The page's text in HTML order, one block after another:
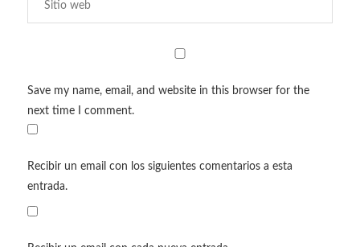
Save my name, email, and website in this browser for the
next time I comment.
Recibir un email con los siguientes comentarios a esta
entrada.